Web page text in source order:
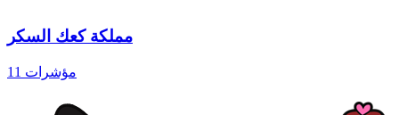
مملكة كعك السكر
11 مؤشرات